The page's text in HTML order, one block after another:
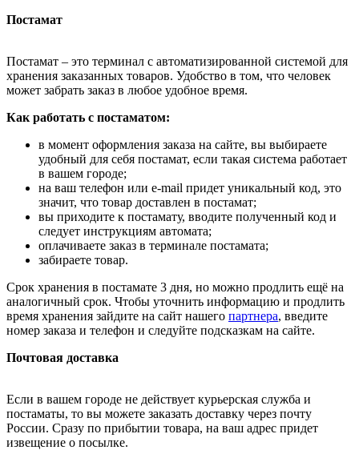
Постамат
Постамат – это терминал с автоматизированной системой для
хранения заказанных товаров. Удобство в том, что человек
может забрать заказ в любое удобное время.
Как работать с постаматом:
в момент оформления заказа на сайте, вы выбираете
удобный для себя постамат, если такая система работает
в вашем городе;
на ваш телефон или e-mail придет уникальный код, это
значит, что товар доставлен в постамат;
вы приходите к постамату, вводите полученный код и
следует инструкциям автомата;
оплачиваете заказ в терминале постамата;
забираете товар.
Срок хранения в постамате 3 дня, но можно продлить ещё на
аналогичный срок. Чтобы уточнить информацию и продлить
время хранения зайдите на сайт нашего партнера, введите
номер заказа и телефон и следуйте подсказкам на сайте.
Почтовая доставка
Если в вашем городе не действует курьерская служба и
постаматы, то вы можете заказать доставку через почту
России. Сразу по прибытии товара, на ваш адрес придет
извещение о посылке.